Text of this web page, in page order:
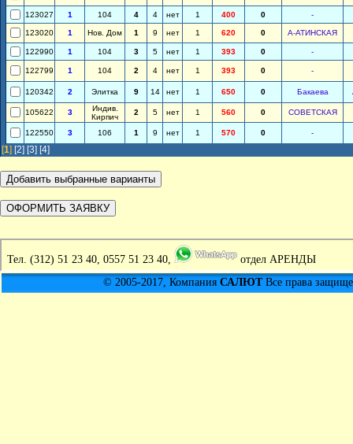
123027 1 104 4 4 нет 1 400 0 -
123020 1 Нов. Дом 1 9 нет 1 620 0 А-АТИНСКАЯ
122990 1 104 3 5 нет 1 393 0 -
122799 1 104 2 4 нет 1 393 0 -
120342 2 Элитка 9 14 нет 1 650 0 Бакаева
105622 3
Индив.
Кирпич
2 5 нет 1 560 0 СОВЕТСКАЯ
122550 3 106 1 9 нет 1 570 0 -
[1] [2] [3] [4]
Тел. (312) 51 23 40, 0557 51 23 40,
отдел АРЕНДЫ
© 2005-2017, Компания САЛЮТВсе права